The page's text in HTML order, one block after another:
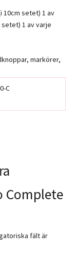
10cm setet) 1 av
1 av varje
markörer,
C
Complete
fält är